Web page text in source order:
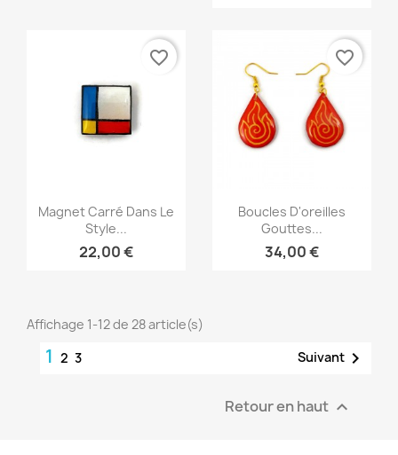
Aperçu rapide
Magnet Carré Dans Le
Style...
22,00 €
favorite_border
Aperçu rapide
Boucles D'oreilles
Gouttes...
34,00 €
favorite_border
Affichage 1-12 de 28 article(s)
1 2 3 Suivant 
Retour en haut 